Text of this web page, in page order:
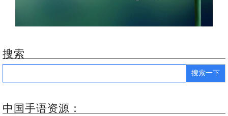
搜索
Search
中国手语资源：